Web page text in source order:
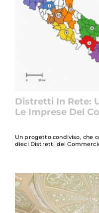
Distretti In Rete:
Le Imprese Del
Un progetto condiviso, che
dieci Distretti del